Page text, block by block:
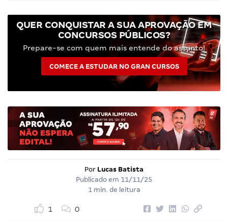
QUER CONQUISTAR A SUA APROVAÇÃO EM
CONCURSOS PÚBLICOS?
Prepare-se com quem mais entende do assunto!
COMECE A ESTUDAR NO GRAN CURSOS
Por Lucas Batista
Publicado em 11/11/25
1 min. de leitura
1 0